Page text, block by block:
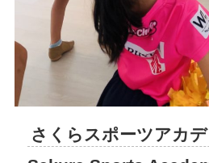
さくらスポーツアカ